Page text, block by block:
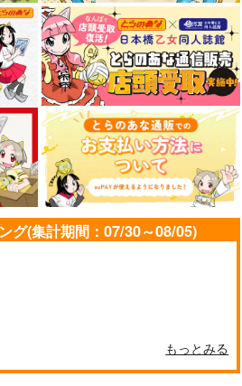
グ(集計期間：07/30～08/05)
もっとみる